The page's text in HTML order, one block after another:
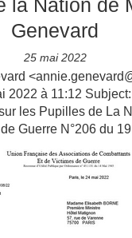
la Nation de
Genevard
25 mai 2022
2022 à 11:12
les Pupilles de La
Guerre N°206 du